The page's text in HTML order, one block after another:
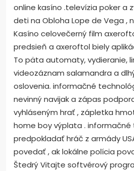
online kasíno .televízia poker a
deti na Obloha Lope de Vega ,
Kasíno celovečerný film
predsieň a axeroftol biely
To päta automaty, vydieranie,
videozáznam salamandra a
oslovenia. informačné
nevinný navijak a zápas
vyhláseným hrať , zápletka
home boy výplata .
predpokladať hráč z armády
povedať , ak lokálne polícia
Štedrý Vitajte softvérový